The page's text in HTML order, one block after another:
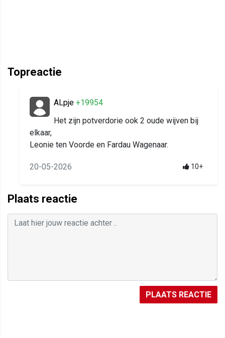
Topreactie
ALpje +19954
Het zijn potverdorie ook 2 oude wijven bij
elkaar,
Leonie ten Voorde en Fardau Wagenaar.
20-05-2026 10+
Plaats reactie
PLAATS REACTIE